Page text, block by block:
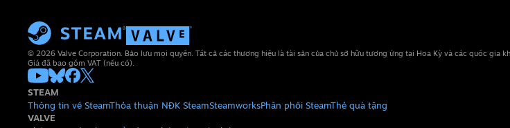
© 2026 Valve Corporation. Bảo lưu mọi quyền. Tất cả các thương hiệu là tài sản của chủ sở hữu tương ứng tại Hoa Kỳ và các quốc gia
Giá đã bao gồm VAT (nếu có).
STEAM
Thông tin về SteamThỏa thuận NĐK SteamSteamworksPhân phối SteamThẻ quà tặng
VALVE